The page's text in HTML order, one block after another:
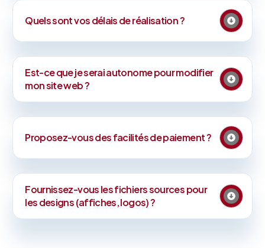
Quels sont vos délais de réalisation ?
Est-ce que je serai autonome pour modifier
mon site web ?
Proposez-vous des facilités de paiement ?
Fournissez-vous les fichiers sources pour
les designs (affiches, logos) ?